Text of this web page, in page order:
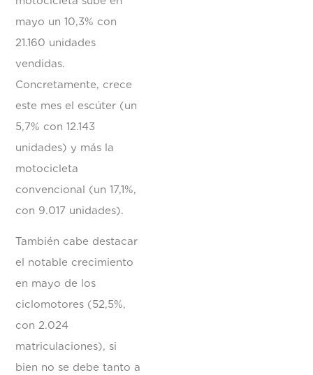
mayo un 10,3% con
21.160 unidades
vendidas.
Concretamente, crece
este mes el escúter (un
5,7% con 12.143
unidades) y más la
motocicleta
convencional (un 17,1%,
con 9.017 unidades).
También cabe destacar
el notable crecimiento
en mayo de los
ciclomotores (52,5%,
con 2.024
matriculaciones), si
bien no se debe tanto a